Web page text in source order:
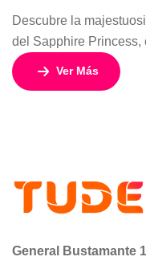
Descubre la
del Sapphire Princess,
de enero de 2026.
está diseñado para
Ver Más
General Bustamante